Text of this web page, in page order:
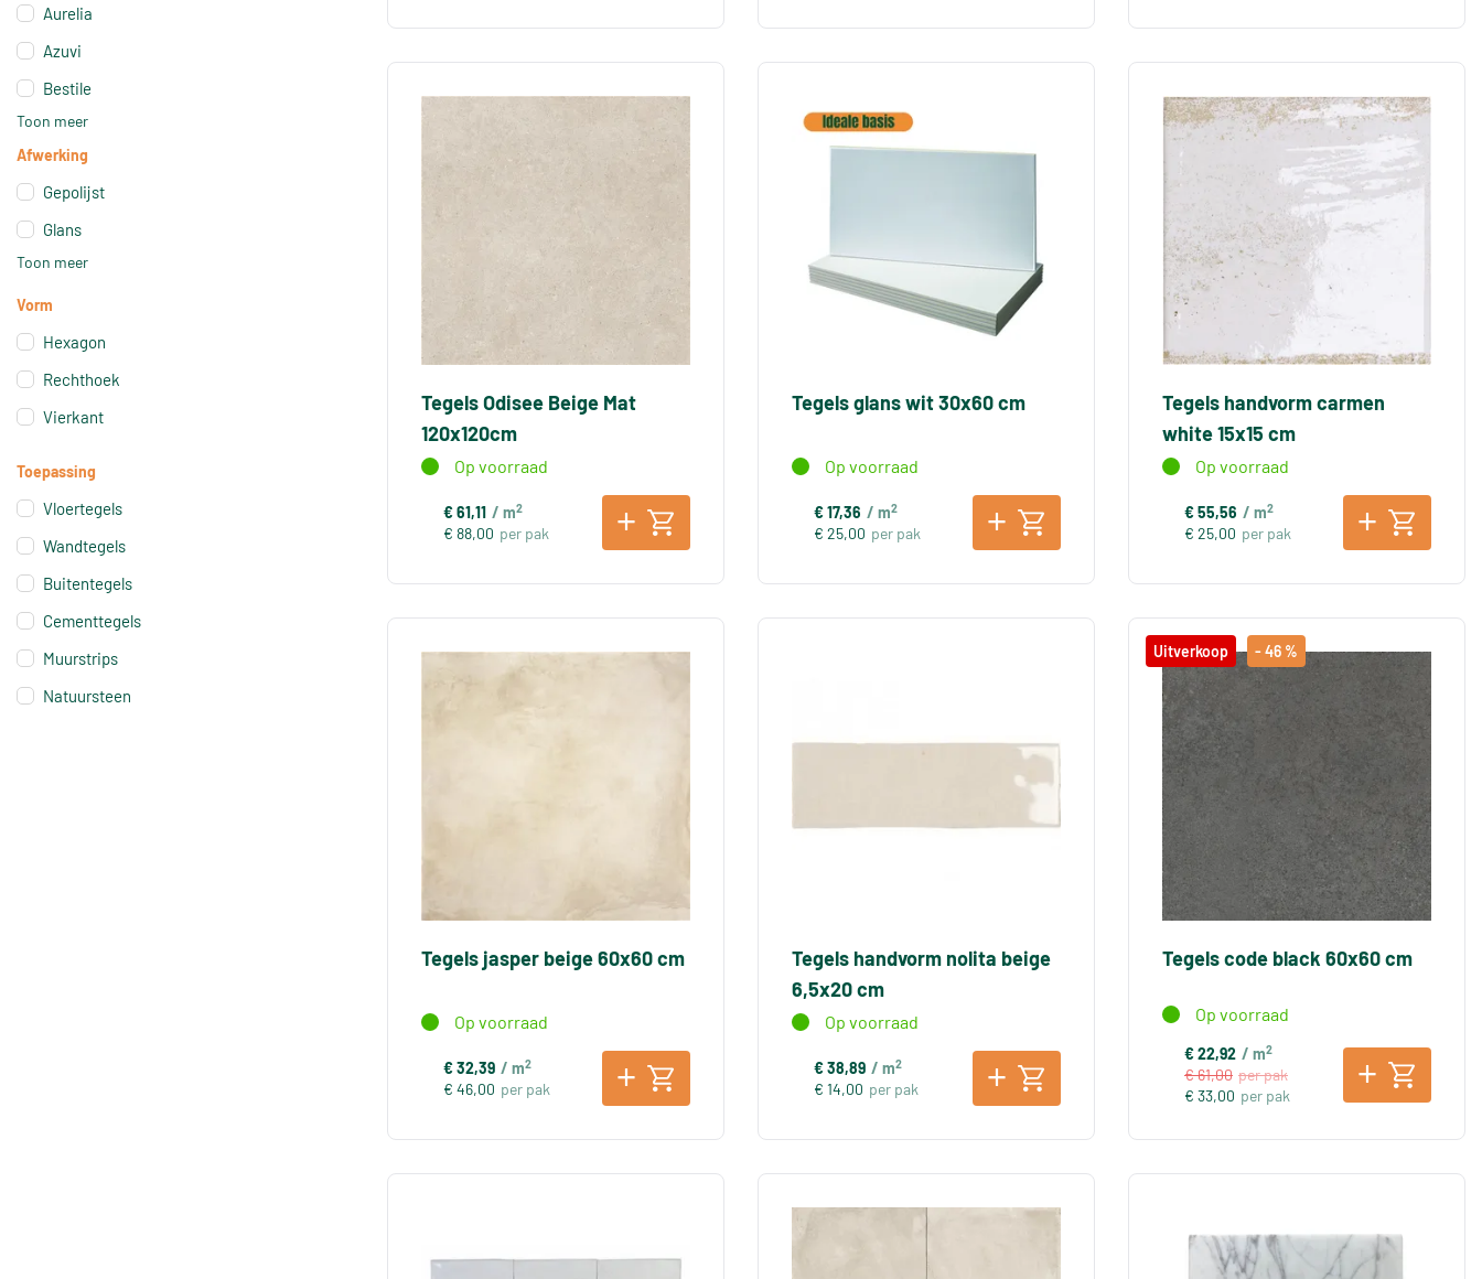
Aurelia
Azuvi
Bestile
Toon meer
Afwerking
Gepolijst
Glans
Toon meer
Vorm
Hexagon
Rechthoek
Vierkant
Toepassing
Buitentegels
Cementtegels
Muurstrips
Natuursteen
Vloertegels
Wandtegels
Tegels Odisee Beige Mat
120x120cm
Op voorraad
€ 61,11 / m2
€ 88,00 per pak
Tegels glans wit 30x60 cm
Op voorraad
€ 17,36 / m2
€ 25,00 per pak
Tegels handvorm carmen
white 15x15 cm
Op voorraad
€ 55,56 / m2
€ 25,00 per pak
Tegels jasper beige 60x60 cm
Op voorraad
€ 32,39 / m2
€ 46,00 per pak
Tegels handvorm nolita beige
6,5x20 cm
Op voorraad
€ 38,89 / m2
€ 14,00 per pak
Uitverkoop - 46 %
Tegels code black 60x60 cm
Op voorraad
€ 22,92 / m2
€ 61,00 per pak
€ 33,00 per pak